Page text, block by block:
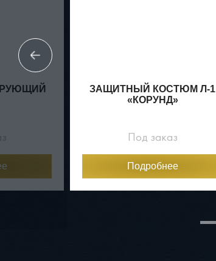
ЗАЩИТНЫЙ КОСТЮМ Л-1
«КОРУНД»
Под заказ
Подробнее